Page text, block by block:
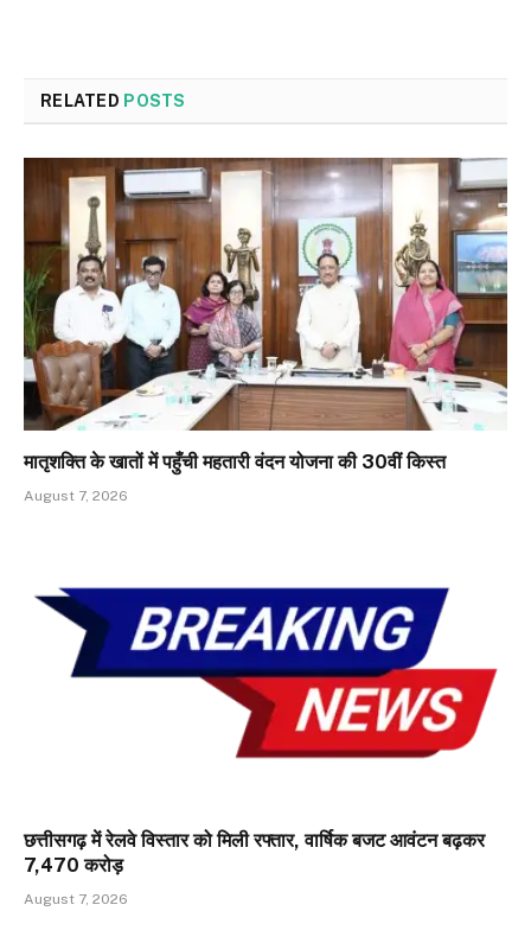
RELATED POSTS
मातृशक्ति के खातों में पहुँची महतारी वंदन योजना की 30वीं किस्त
August 7, 2026
छत्तीसगढ़ में रेलवे विस्तार को मिली रफ्तार, वार्षिक बजट आवंटन बढ़कर
₹7,470 करोड़
August 7, 2026